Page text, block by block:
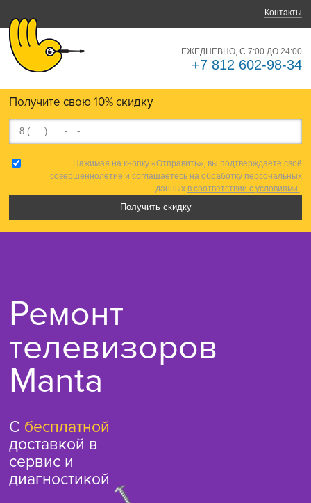
Контакты
ЕЖЕДНЕВНО, С 7:00 ДО 24:00
+7 812 602-98-34
Получите свою 10% скидку
Нажимая на кнопку «Отправить», вы подтверждаете своё
совершеннолетие и соглашаетесь на обработку персональных
данных в соответствии с условиями .
Ремонт
телевизоров
Manta
С бесплатной
доставкой в
сервис и
диагностикой